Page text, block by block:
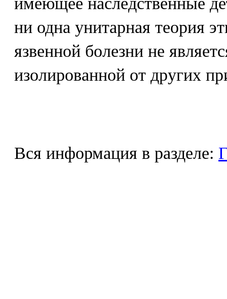
ни одна унитарная теория
язвенной болезни не
изолированной от других
Вся информация в разделе: